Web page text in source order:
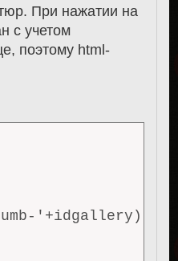
При нажатии на
с учетом
поэтому html-
'+idgallery);